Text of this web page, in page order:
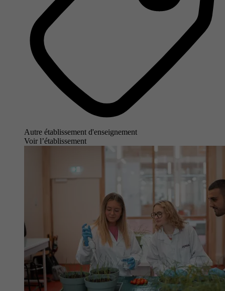
Autre établissement d'enseignement
Voir l’établissement